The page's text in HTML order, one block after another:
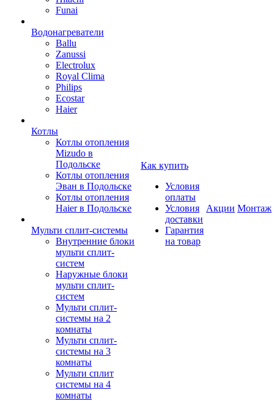
Funai
Водонагреватели
Ballu
Zanussi
Electrolux
Royal Clima
Philips
Ecostar
Haier
Котлы
Котлы отопления
Mizudo в
Подольске
Котлы отопления
Эван в Подольске
Котлы отопления
Haier в Подольске
Мульти сплит-системы
Внутренние блоки
мульти сплит-
систем
Наружные блоки
мульти сплит-
систем
Мульти сплит-
системы на 2
комнаты
Мульти сплит-
системы на 3
комнаты
Мульти сплит
системы на 4
комнаты
Как купить
Условия
оплаты
Условия
доставки
Гарантия
на товар
Акции Монтаж